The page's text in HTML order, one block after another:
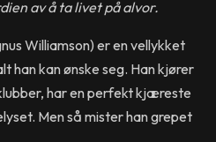
av å ta livet på alvor.
Williamson) er en vellykket
han kan ønske seg. Han kjører
har en perfekt kjæreste
Men så mister han grepet